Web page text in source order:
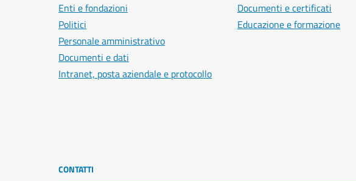
Enti e fondazioni
Politici
Personale amministrativo
Documenti e dati
Intranet, posta aziendale e protocollo
Documenti e certificati
Educazione e formazione
CONTATTI